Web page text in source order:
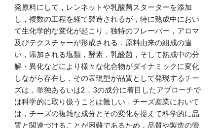
発原料にして，レンネットや乳酸菌スターターを添加
し，複数の工程を経て製造されるが，特に熟成中におい
て生化学的な変化が起こり，独特のフレーバー，アロマ
及びテクスチャーが形成される．原料由来の組成の違
い，添加される塩類，酵素，乳酸菌，そして熟成中の分
解・異化などにより様々な化合物がダイナミックに変化
しながら存在し，その表現型が品質として発現するチー
ズは，単独あるいは2，3の成分に着目したアプローチで
は科学的に取り扱うことは難しい．チーズ産業において
は，チーズの複雑な成分とその変化を捉えて科学的に品
質と関連づけることが困難であるため，品質や製造の管